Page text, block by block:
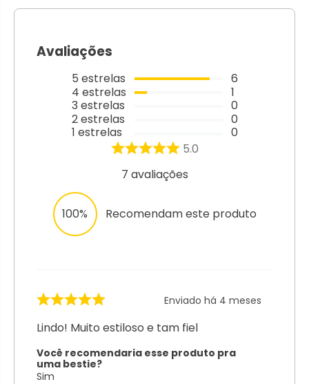
Avaliações
5 estrelas
4 estrelas
3 estrelas
2estrelas
1 estrelas
6
1
0
0
0
5.0
7 avaliações
100% Recomendam este produto
Enviado há 4 meses
Lindo! Muito estiloso e tam fiel
Você recomendaria esse produto pra
uma bestie?
Sim